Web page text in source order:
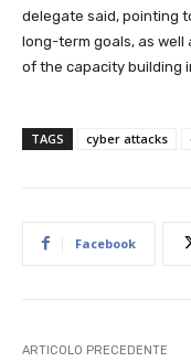
delegate said, pointing
long-term goals, as well
of the capacity building
TAGS cyber attacks
Facebook
ARTICOLO PRECEDENTE